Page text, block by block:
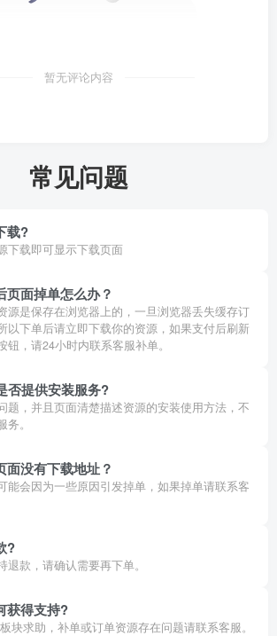
暂无评论内容
常见问题
载?
下载即可显示下载页面
页面掉单怎么办？
源是保存在浏览器上的，一旦浏览器丢失缓存订
以下单后请立即下载你的资源，如果支付后刷新
钮，请24小时内联系客服补单。
否提供安装服务?
题，并且页面清楚描述资源的安装使用方法，不
。
面没有下载地址？
能会因为一些原因引发掉单，如果掉单请联系客
?
退款，请确认需要再下单。
获得支持?
块求助，补单或订单资源存在问题请联系客服。